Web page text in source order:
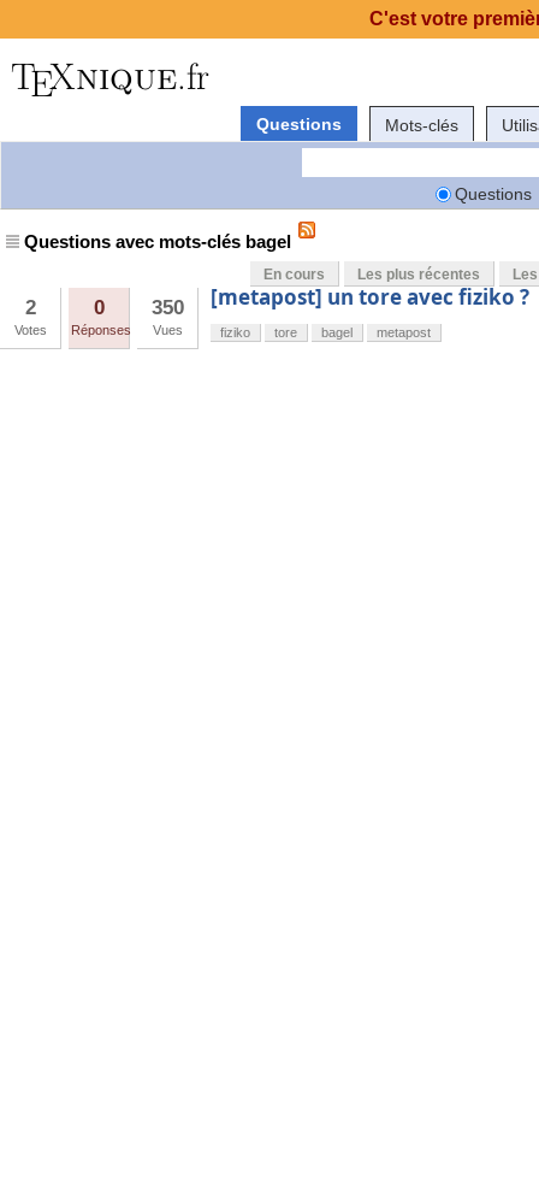
Questions Mots-clés
Questions
Questions avec mots-clés bagel
En cours Les plus récentes
2
Votes
0
Réponses
350
Vues
[metapost] un tore avec fiziko ?
fiziko tore bagel metapost
C'est votre